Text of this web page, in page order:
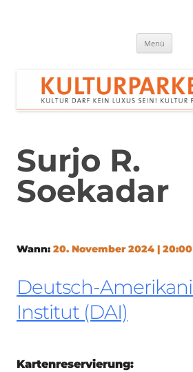
Menü
Surjo R.
Soekadar
Wann: 20. November 2024 |
Deutsch-
Institut (DAI)
Kartenreservierung: